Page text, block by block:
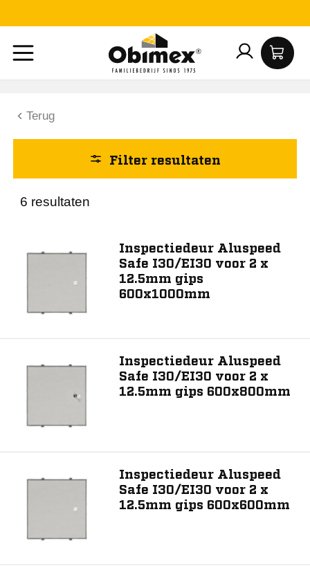
Terug
Filter resultaten
Lengte (mm)
400
Toon meer
Kantafwerking fabrikant
AluSpeed Safe I30 EI30
Mede voor schachtwanden
6 resultaten
Inspectiedeur Aluspeed
Safe I30/EI30 voor 2 x
12.5mm gips
600x1000mm
Inspectiedeur Aluspeed
Safe I30/EI30 voor 2 x
12.5mm gips 600x800mm
Inspectiedeur Aluspeed
Safe I30/EI30 voor 2 x
12.5mm gips 600x600mm